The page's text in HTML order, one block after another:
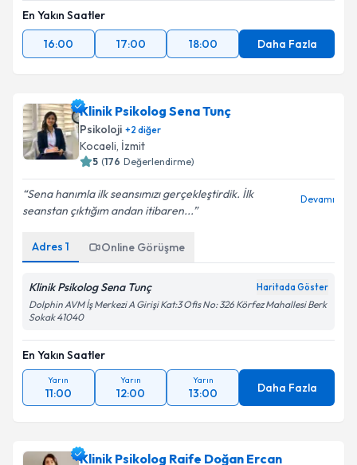
En Yakın Saatler
16:00
17:00 18:00 Daha Fazla
Klinik Psikolog Sena Tunç
Psikoloji +2 diğer
Kocaeli, İzmit
5 (176 Değerlendirme)
Sena hanımla ilk seansımızı gerçekleştirdik. İlk
seanstan çıktığım andan itibaren...
Devamı
Adres 1 Online Görüşme
Klinik Psikolog Sena Tunç Haritada Göster
Dolphin AVM İş Merkezi A Girişi Kat:3 Ofis No: 326 Körfez Mahallesi Berk
Sokak 41040
En Yakın Saatler
Yarın
11:00
Yarın
12:00
Yarın
13:00 Daha Fazla
Klinik Psikolog Raife Doğan Ercan